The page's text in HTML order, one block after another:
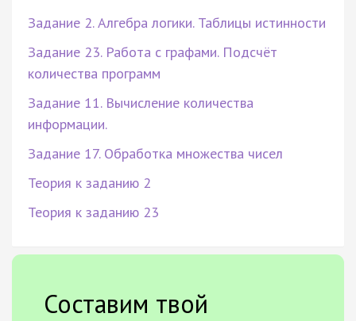
Задание 2. Алгебра логики. Таблицы истинности
Задание 23. Работа с графами. Подсчёт
количества программ
Задание 11. Вычисление количества
информации.
Задание 17. Обработка множества чисел
Теория к заданию 2
Теория к заданию 23
Составим твой